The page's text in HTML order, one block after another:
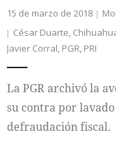
15 de marzo de 2018
César Duarte,
Javier Corral, PGR, PRI
La PGR archivó la
su contra por
defraudación fiscal.